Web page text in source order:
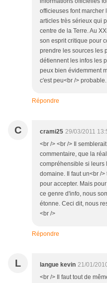
officieuses font marcher
articles très sérieux qui
centre de la Terre. Au
son esprit critique pour
prendre les sources les
détiennent les infos les
peux bien évidemment
c'est peu<br />
Répondre
C crami25 29/03/2011
<br /> <br /> Il
commentaire, que la
compréhensible si leurs
domaine. Il faut un<br /
pour accepter. Mais
ce genre d'info, nous
étonne. Ceci dit, nous
<br />
Répondre
L langue kevin 21/01/
<br /> Il faut tout de